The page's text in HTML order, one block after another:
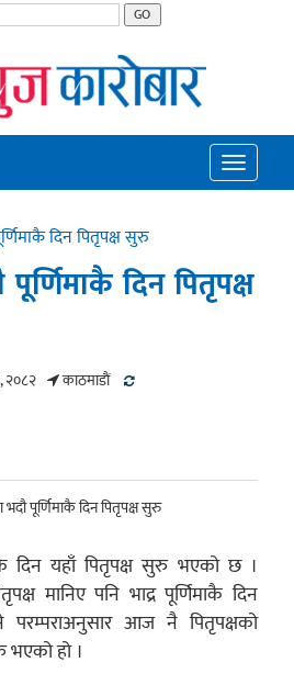
GO
Toggle
दिन पितृपक्ष सुरु
दिन पितृपक्ष
२०८२ काठमाडाैं
दिन यहाँ पितृपक्ष सुरु भएको छ ।
मानिए पनि भाद्र पूर्णिमाकै दिन
परम्पराअनुसार आज नै पितृपक्षको
भएको हो ।